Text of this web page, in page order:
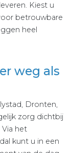
Kiest u
betrouwbare
heel
weg als
Dronten,
zorg dichtbij
Via het
kunt u in een